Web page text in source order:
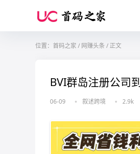
位置： 首码之家 / 网赚头条 /正文
BVI群岛注册公司
06-09 叙述跨境 2.9k